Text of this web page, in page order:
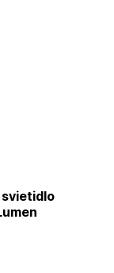
svietidlo